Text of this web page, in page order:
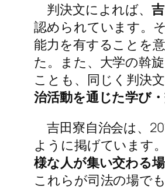
判決文によれば、
認められています。
能力を有することを
た。また、大学の斡
ことも、同じく判決
治活動を通じた学び
吉田寮自治会は、
ように掲げています
様な人が集い交わる場
これらが司法の場で